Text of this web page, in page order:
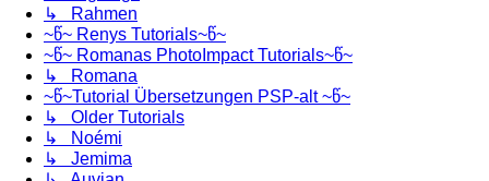
↳ Rahmen
~წ~ Renys Tutorials~წ~
~წ~ Romanas PhotoImpact Tutorials~წ~
↳ Romana
~წ~Tutorial Übersetzungen PSP-alt ~წ~
↳ Older Tutorials
↳ Noémi
↳ Jemima